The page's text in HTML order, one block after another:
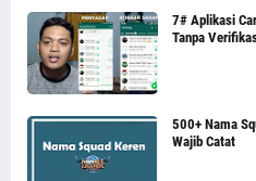
7# Aplikasi
Tanpa
500+ Nama
Wajib Catat